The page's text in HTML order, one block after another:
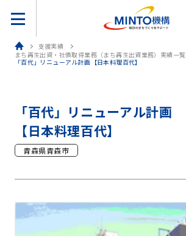
ホーム支援実績
まち再生出資・社債取得業務（まち再生出資業務）実績一覧
「百代」リニューアル計画【日本料理百代】
「百代」リニューアル計画
【日本料理百代】
青森県青森市